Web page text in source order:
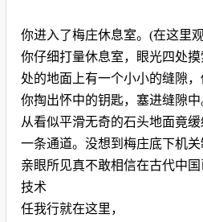
你进入了梅庄休息室。(在这里
你仔细打量休息室，眼光四处
处的地面上有一个小小的缝隙，
你掏出怀中的钥匙，塞进缝隙中
从看似平滑无奇的石头地面竟
一条通道。没想到梅庄底下机
亲眼所见真不敢相信在古代中
技术
任我行就在这里，